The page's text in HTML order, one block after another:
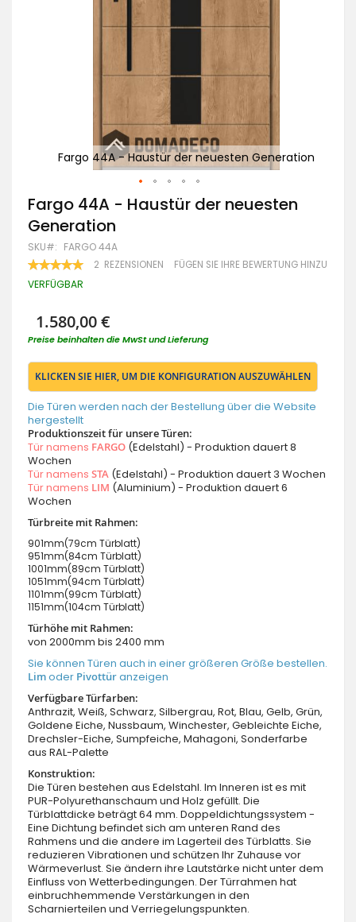
Fargo 44A - Haustür der neuesten Generation
Zum
Anfang
der
Bildgalerie
springen
Fargo 44A - Haustür der neuesten
Generation
SKU FARGO 44A
BEWERTUNG:
100
2 REZENSIONEN FÜGEN SIE IHRE BEWERTUNG HINZU
VERFÜGBAR
1.580,00 €
Preise beinhalten die MwSt und Lieferung
KLICKEN SIE HIER, UM DIE KONFIGURATION AUSZUWÄHLEN
Die Türen werden nach der Bestellung über die Website
hergestellt
Produktionszeit für unsere Türen:
Tür namens FARGO (Edelstahl) - Produktion dauert 8
Wochen
Tür namens STA (Edelstahl) - Produktion dauert 3 Wochen
Tür namens LIM (Aluminium) - Produktion dauert 6
Wochen
Türbreite mit Rahmen:
901mm(79cm Türblatt)
951mm(84cm Türblatt)
1001mm(89cm Türblatt)
1051mm(94cm Türblatt)
1101mm(99cm Türblatt)
1151mm(104cm Türblatt)
Türhöhe mit Rahmen:
von 2000mm bis 2400 mm
Sie können Türen auch in einer größeren Größe bestellen.
Limoder Pivottüranzeigen
Verfügbare Türfarben:
Anthrazit, Weiß, Schwarz, Silbergrau, Rot, Blau, Gelb, Grün,
Goldene Eiche, Nussbaum, Winchester, Gebleichte Eiche,
Drechsler-Eiche, Sumpfeiche, Mahagoni, Sonderfarbe
aus RAL-Palette
Konstruktion:
Die Türen bestehen aus Edelstahl. Im Inneren ist es mit
PUR-Polyurethanschaum und Holz gefüllt. Die
Türblattdicke beträgt 64 mm. Doppeldichtungssystem -
Eine Dichtung befindet sich am unteren Rand des
Rahmens und die andere im Lagerteil des Türblatts. Sie
reduzieren Vibrationen und schützen Ihr Zuhause vor
Wärmeverlust. Sie ändern ihre Lautstärke nicht unter dem
Einfluss von Wetterbedingungen. Der Türrahmen hat
einbruchhemmende Verstärkungen in den
Scharnierteilen und Verriegelungspunkten.